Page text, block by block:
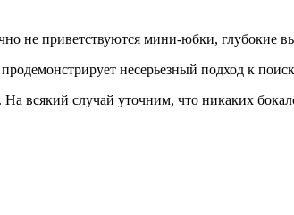
не приветствуются мини-юбки, глубокие
несерьезный подход к
всякий случай уточним, что никаких